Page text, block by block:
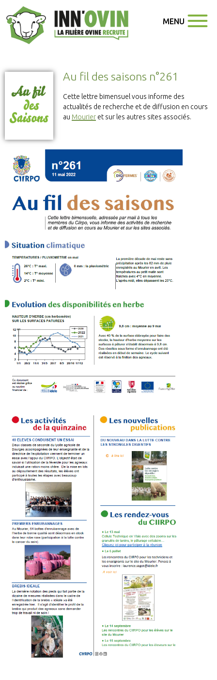
MENU
Au fil des saisons n°261
Cette lettre bimensuel vous informe des
actualités de recherche et de diffusion en cours
au Mourier et sur les autres sites associés.